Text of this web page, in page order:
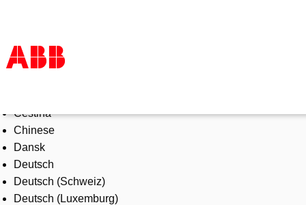
Products & Solutions
Industries
Services
About us
Where to buy
Contact us
Čeština
Chinese
Dansk
Deutsch
Deutsch (Schweiz)
Deutsch (Luxemburg)